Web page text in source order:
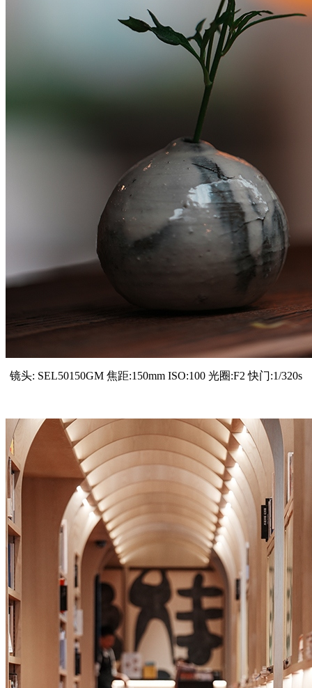
镜头: SEL50150GM 焦距:150mm ISO:100 光圈:F2 快门:1/320s